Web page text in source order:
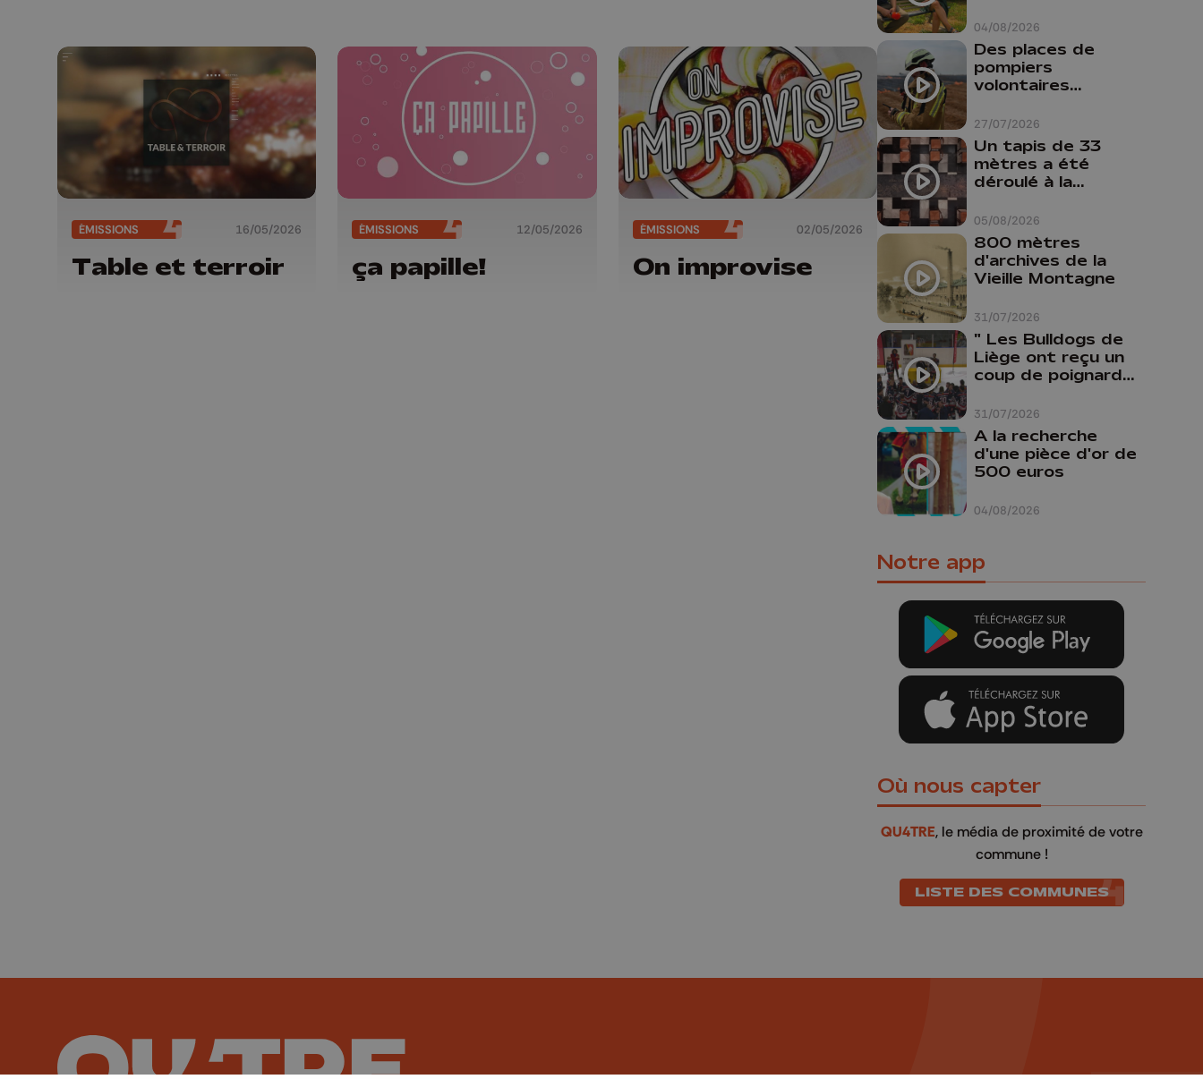
ÉMISSIONS 16/05/2026
Table et terroir
ÉMISSIONS 12/05/2026
ça papille!
ÉMISSIONS 02/05/2026
On improvise
04/08/2026
comme prof que
comme
pharmacienne"
27/07/2026
Des places de
pompiers
volontaires
province de Liège :
"Un citoyen qui
n'est formé ne
peut pas nous
aider"
05/08/2026
Un tapis de 33
mètres a été
déroulé à la
Liège
31/07/2026
800 mètres
d'archives de la
Vieille Montagne
31/07/2026
" Les Bulldogs de
Liège ont reçu un
coup de poignard
04/08/2026
A la recherche
d'une pièce d'or de
500 euros
Notre app
Où nous capter
QU4TRE, le média de proximité de votre
commune !
LISTE DES COMMUNES